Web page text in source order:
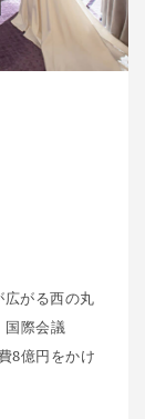
がる西の丸
国際会議
8億円をかけ